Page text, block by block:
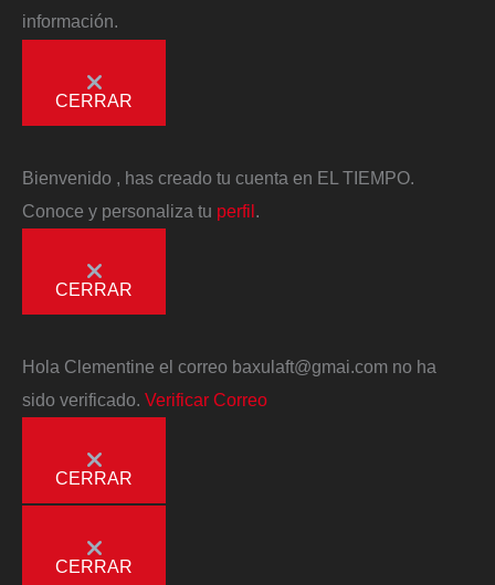
información.
CERRAR
Bienvenido
, has creado tu cuenta en EL TIEMPO.
Conoce y personaliza tu perfil
CERRAR
Hola Clementine el correo baxulaft@gmai.com no ha
sido verificado. Verificar Correo
CERRAR
CERRAR